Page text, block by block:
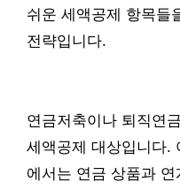
쉬운 세액공제 항목들
전략입니다.
연금저축이나 퇴직연
세액공제 대상입니다.
에서는 연금 상품과